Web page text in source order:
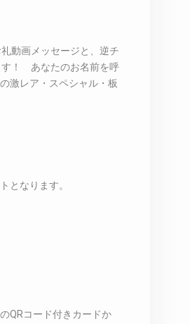
動画メッセージと、逆チ
す！ あなたのお名前を呼
激レア・スペシャル・板
となります。
QRコード付きカードか